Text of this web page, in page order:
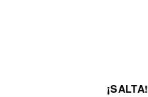
¡SALTA!